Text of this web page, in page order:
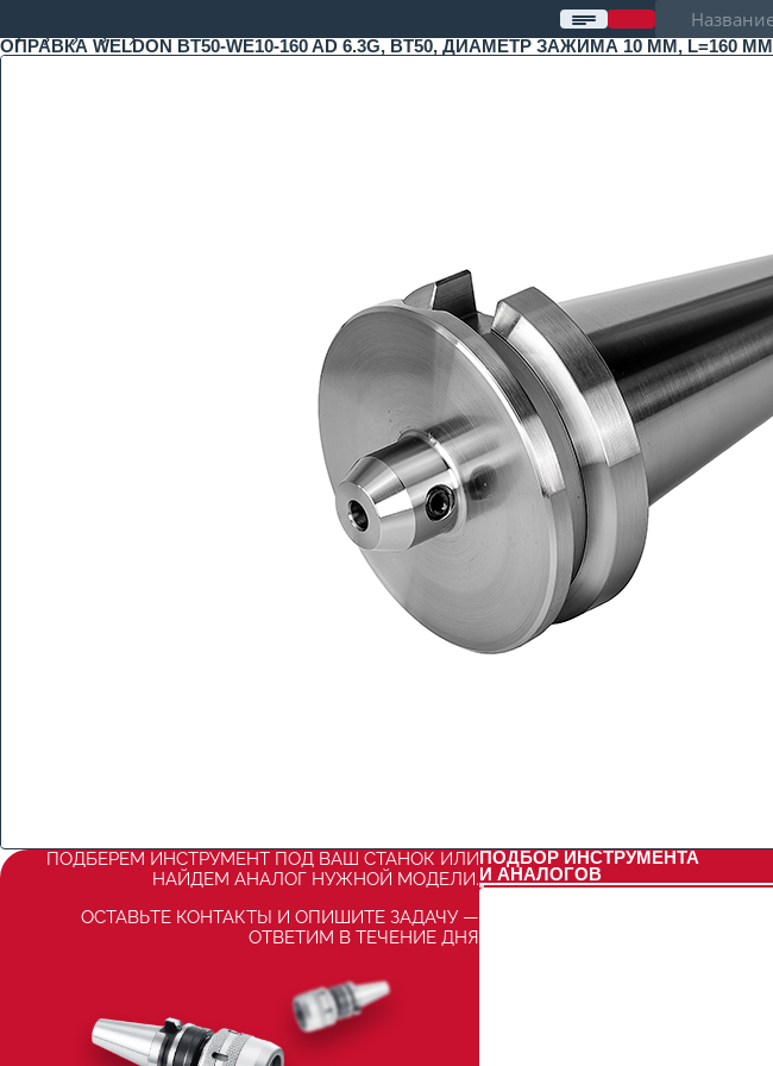
ОПРАВКА WELDON BT50-WE10-160 AD 6.3G, BT50, ДИАМЕТР ЗАЖИМА 10 ММ, L=160 ММ
ПОДБЕРЕМ ИНСТРУМЕНТ ПОД ВАШ СТАНОК ИЛИ
НАЙДЕМ АНАЛОГ НУЖНОЙ МОДЕЛИ.
ОСТАВЬТЕ КОНТАКТЫ И ОПИШИТЕ ЗАДАЧУ —
ОТВЕТИМ В ТЕЧЕНИЕ ДНЯ
ПОДБОР ИНСТРУМЕНТА
И АНАЛОГОВ